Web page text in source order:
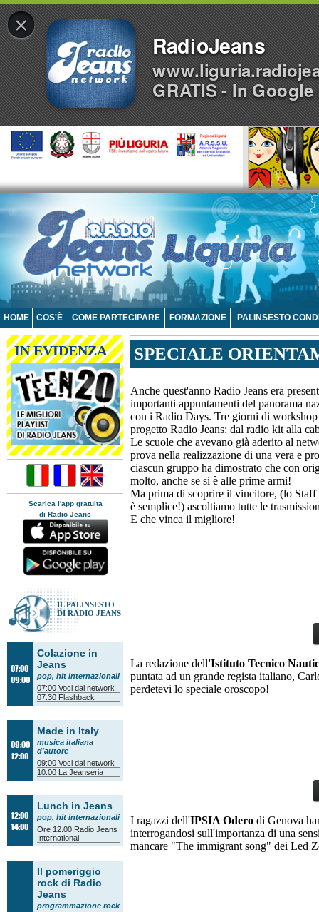
×
RadioJeans
GRATIS - In Google
HOME COS'È COME PARTECIPARE FORMAZIONE PALINSESTO
IN EVIDENZA
Scarica l'app gratuita
di Radio Jeans
IL PALINSESTO
DI RADIO JEANS
07:00
09:00
Colazione in
Jeans
pop, hit internazionali
07:00 Voci dal network
07:30 Flashback
09:00
12:00
Made in Italy
musica italiana
d'autore
09:00 Voci dal network
10:00 La Jeanseria
12:00
14:00
Lunch in Jeans
pop, hit internazionali
Ore 12.00 Radio Jeans
International
Il pomeriggio
rock di Radio
Jeans
programmazione rock
SPECIALE
Anche quest'anno Radio Jeans era
importanti appuntamenti del panorama
con i Radio Days. Tre giorni di
progetto Radio Jeans: dal radio kit alla
Le scuole che avevano già aderito al
prova nella realizzazione di una vera e
ciascun gruppo ha dimostrato che con
molto, anche se si è alle prime armi!
Ma prima di scoprire il vincitore, (lo Staff
è semplice!) ascoltiamo tutte le
E che vinca il migliore!
La redazione dell'Istituto Tecnico
puntata ad un grande regista italiano,
perdetevi lo speciale oroscopo!
I ragazzi dell'IPSIA Odero di Genova
interrogandosi sull'importanza di una
mancare "The immigrant song" dei Led